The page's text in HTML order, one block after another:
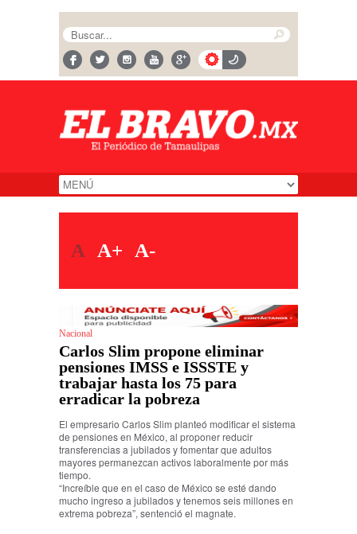
A A+ A-
Nacional
Carlos Slim propone eliminar
pensiones IMSS e ISSSTE y
trabajar hasta los 75 para
erradicar la pobreza
El empresario Carlos Slim planteó modificar el sistema
de pensiones en México, al proponer reducir
transferencias a jubilados y fomentar que adultos
mayores permanezcan activos laboralmente por más
tiempo.
“Increíble que en el caso de México se esté dando
mucho ingreso a jubilados y tenemos seis millones en
extrema pobreza”, sentenció el magnate.